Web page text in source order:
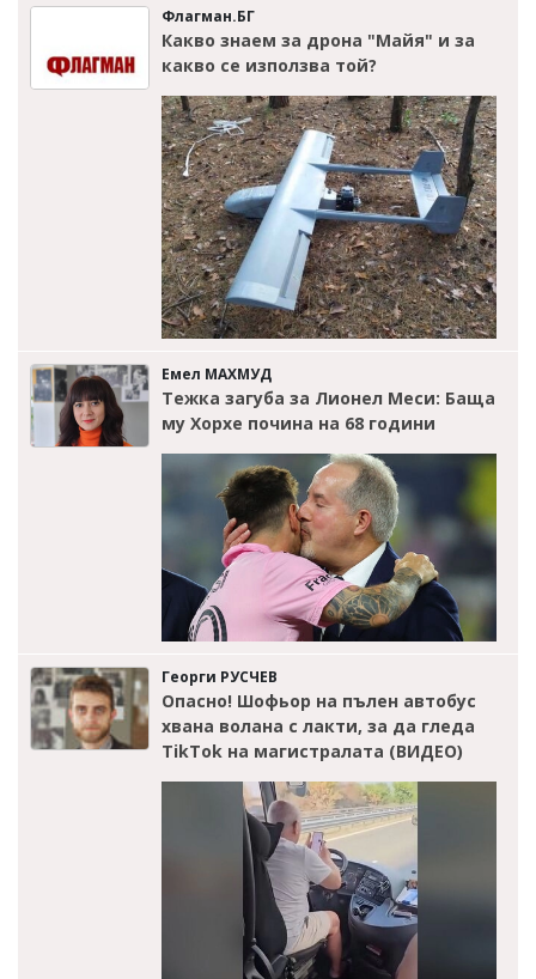
Флагман.БГ
Какво знаем за дрона "Майя" и за
какво се използва той?
Емел МАХМУД
Тежка загуба за Лионел Меси: Баща
му Хорхе почина на 68 години
Георги РУСЧЕВ
Опасно! Шофьор на пълен автобус
хвана волана с лакти, за да гледа
TikTok на магистралата (ВИДЕО)